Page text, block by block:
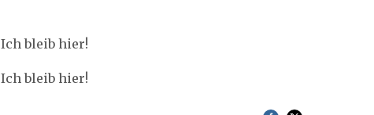
Ich bleib hier!
Ich bleib hier!